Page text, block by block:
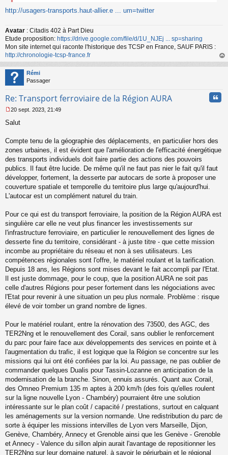
http://usagers-transports.haut-allier.e ... um=twitter
Avatar : Citadis 402 à Part Dieu
Etude proposition: https://drive.google.com/file/d/1U_NJEj ... sp=sharing
Mon site internet qui raconte l'historique des TCSP en France, SAUF PARIS :
http://chronologie-tcsp-france.fr
au
Rémi
Passager
Re: Transport ferroviaire de la Région AURA
e
g
e
n
o
u
20 sept. 2023, 21:49
Salut
Compte tenu de la géographie des déplacements, en particulier hors des
zones urbaines, il est évident que l'amélioration de l'efficacité énergétique
des transports individuels doit faire partie des actions des pouvoirs
publics. Il faut être lucide. De même qu'il ne faut pas nier le fait qu'il faut
développer, fortement, la desserte par autocars de sorte à proposer une
couverture spatiale et temporelle du territoire plus large qu'aujourd'hui.
L'autocar est un complément naturel du train.
Pour ce qui est du transport ferroviaire, la position de la Région AURA est
singulière car elle ne veut plus financer les investissements sur
l'infrastructure ferroviaire, en particulier le renouvellement des lignes de
desserte fine du territoire, considérant - à juste titre - que cette mission
incombe au propriétaire du réseau et non à ses utilisateurs. Les
compétences régionales sont l'offre, le matériel roulant et la tarification.
Depuis 18 ans, les Régions sont mises devant le fait accompli par l'Etat.
Il est juste dommage, pour le coup, que la position AURA ne soit pas
celle d'autres Régions pour peser fortement dans les négociations avec
l'Etat pour revenir à une situation un peu plus normale. Problème : risque
élevé de voir tomber un grand nombre de lignes.
Pour le matériel roulant, entre la rénovation des 73500, des AGC, des
TER2Nng et le renouvellement des Corail, sans oublier le renforcement
du parc pour faire face aux développements des services en pointe et à
l'augmentation du trafic, il est logique que la Région se concentre sur les
missions qui lui ont été confiées par la loi. Au passage, ne pas oublier de
commander quelques Dualis pour Tassin-Lozanne en anticipation de la
modernisation de la branche. Sinon, ennuis assurés. Quant aux Corail,
des Omneo Premium 135 m aptes à 200 km/h (des fois qu'elles roulent
sur la ligne nouvelle Lyon - Chambéry) pourraient être une solution
intéressante sur le plan coût / capacité / prestations, surtout en calquant
les aménagements sur la version normande. Une redistribution du parc de
sorte à équiper les missions intervilles de Lyon vers Marseille, Dijon,
Genève, Chambéry, Annecy et Grenoble ainsi que les Genève - Grenoble
et Annecy - Valence du sillon alpin aurait l'avantage de repositionner les
TER2Nng sur leur domaine naturel, à savoir le périurbain et le régional